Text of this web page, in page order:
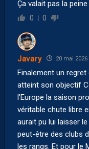
Ça valait pas la
0 0
Javary 20 mai 2026
Finalement un regret
atteint son objectif
l’Europe la saison
véritable chute libre
aurait pu lui laisser
peut-être des clubs
les rangs. Et pour le